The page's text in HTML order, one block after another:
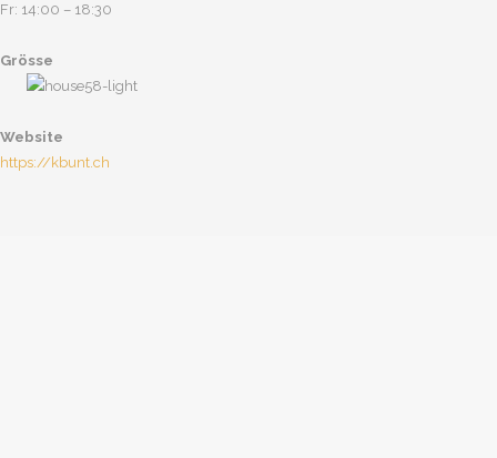
Fr: 14:00 – 18:30
Grösse
Website
https://kbunt.ch